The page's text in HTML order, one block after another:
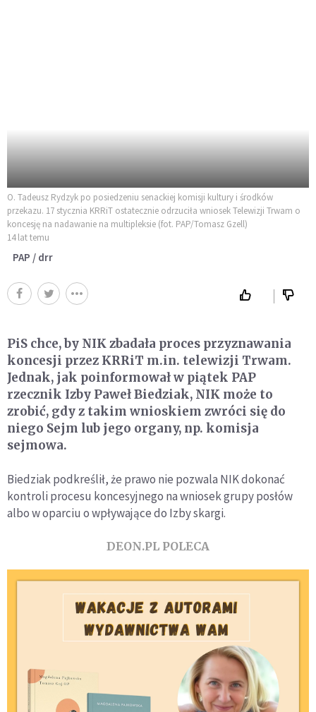
O. Tadeusz Rydzyk po posiedzeniu senackiej komisji kultury i środków
przekazu. 17 stycznia KRRiT ostatecznie odrzuciła wniosek Telewizji Trwam o
koncesję na nadawanie na multipleksie (fot. PAP/Tomasz Gzell)
14 lat temu
PAP / drr
PiS chce, by NIK zbadała proces przyznawania
koncesji przez KRRiT m.in. telewizji Trwam.
Jednak, jak poinformował w piątek PAP
rzecznik Izby Paweł Biedziak, NIK może to
zrobić, gdy z takim wnioskiem zwróci się do
niego Sejm lub jego organy, np. komisja
sejmowa.
Biedziak podkreślił, że prawo nie pozwala NIK dokonać
kontroli procesu koncesyjnego na wniosek grupy posłów
albo w oparciu o wpływające do Izby skargi.
DEON.PL POLECA